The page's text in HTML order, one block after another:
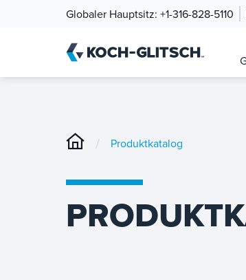
Globaler Hauptsitz: +1-316-828-5110
/ Produktkatalog